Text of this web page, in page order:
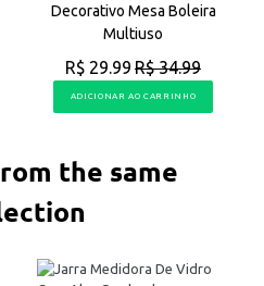
Decorativo Mesa Boleira
Multiuso
R$ 29.99 R$ 34.99
ADICIONAR AO CARRINHO
the same